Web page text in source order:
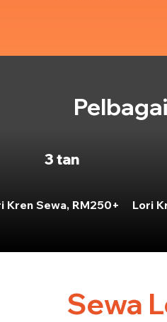
3 tan
Kren Sewa, RM250+ Lori
Sewa